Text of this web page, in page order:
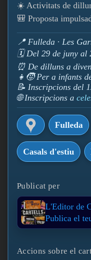
☀️ Activitats de
🎒 Proposta
📍 Fulleda · Les
🗓️ Del 29 de juny al
⏰ De dilluns a
👧🧒 Per a infants
📝 Inscripcions del
🌐 Inscripcions a
Fulleda
Casals d'estiu
Publicat per
L'Editor de
Publica el
Accions sobre el